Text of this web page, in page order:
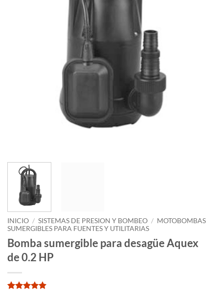
INICIO / SISTEMAS DE PRESION Y BOMBEO / MOTOBOMBAS
SUMERGIBLES PARA FUENTES Y UTILITARIAS
Bomba sumergible para desagüe Aquex
de 0.2 HP